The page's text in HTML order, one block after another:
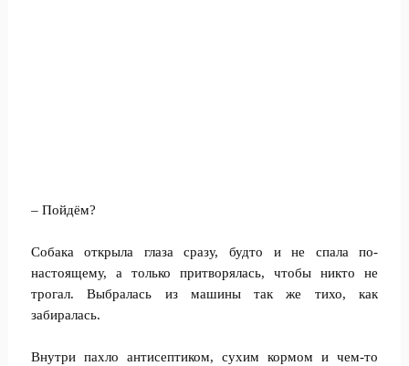
– Пойдём?
Собака открыла глаза сразу, будто и не спала по-
настоящему, а только притворялась, чтобы никто не
трогал. Выбралась из машины так же тихо, как
забиралась.
Внутри пахло антисептиком, сухим кормом и чем-то